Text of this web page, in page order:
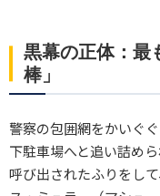
黒幕の正体：最
棒」
警察の包囲網をかいぐ
下駐車場へと追い詰め
呼び出されたふりをし